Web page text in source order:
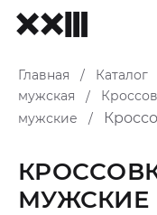
Главная / Каталог
мужская
/
мужские
/
МУЖСКИЕ